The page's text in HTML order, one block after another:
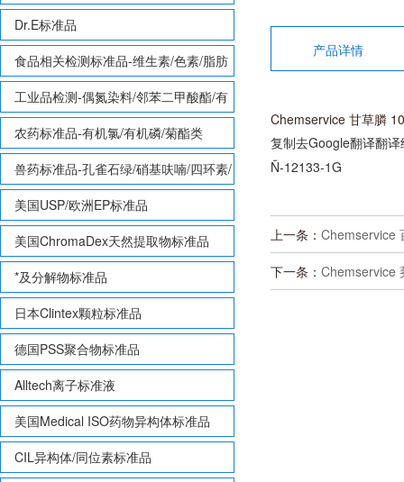
Dr.E标准品
食品相关检测标准品-维生素/色素/脂肪
酸甲酯等
工业品检测-偶氮染料/邻苯二甲酸酯/有
机锡/多溴联苯/多溴联苯醚/多氯联苯
农药标准品-有机氯/有机磷/菊酯类
兽药标准品-孔雀石绿/硝基呋喃/四环素/
磺胺等
美国USP/欧洲EP标准品
美国ChromaDex天然提取物标准品
*及分解物标准品
日本Clintex颗粒标准品
德国PSS聚合物标准品
Alltech离子标准液
美国Medical ISO药物异构体标准品
CIL异构体/同位素标准品
产品详情
Chemservice 甘草膦
复制去Google翻译翻译
Ñ​​-12133-1G
上一条： Chemservice
下一条： Chemservice